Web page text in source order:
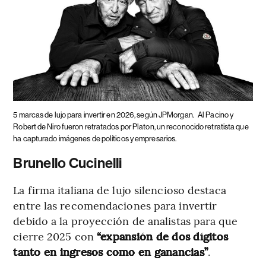
5 marcas de lujo para invertir en 2026, según JPMorgan. Al Pacino y
Robert de Niro fueron retratados por Platon, un reconocido retratista que
ha capturado imágenes de políticos y empresarios.
Brunello Cucinelli
La firma italiana de lujo silencioso destaca
entre las recomendaciones para invertir
debido a la proyección de analistas para que
cierre 2025 con “expansión de dos dígitos
tanto en ingresos como en ganancias”.